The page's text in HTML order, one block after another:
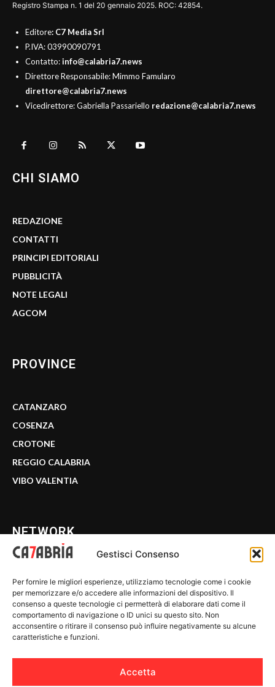
Gestisci Consenso
Per fornire le migliori esperienze, utilizziamo tecnologie come i cookie
per memorizzare e/o accedere alle informazioni del dispositivo. Il
consenso a queste tecnologie ci permetterà di elaborare dati come il
comportamento di navigazione o ID unici su questo sito. Non
acconsentire o ritirare il consenso può influire negativamente su alcune
caratteristiche e funzioni.
Accetta
Registro Stampa n. 1 del 20 gennaio 2025. ROC: 42854.
Editore: C7 Media Srl
P.IVA: 03990090791
Contatto:info@calabria7.news
Direttore Responsabile: Mimmo Famularo
direttore@calabria7.news
Vicedirettore: Gabriella Passariello redazione@calabria7.news
CHI SIAMO
REDAZIONE
CONTATTI
PRINCIPI EDITORIALI
PUBBLICITÀ
NOTE LEGALI
AGCOM
PROVINCE
CATANZARO
COSENZA
CROTONE
REGGIO CALABRIA
VIBO VALENTIA
NETWORK
WE CALABRIA
C7 PLAY
MIX ZONE